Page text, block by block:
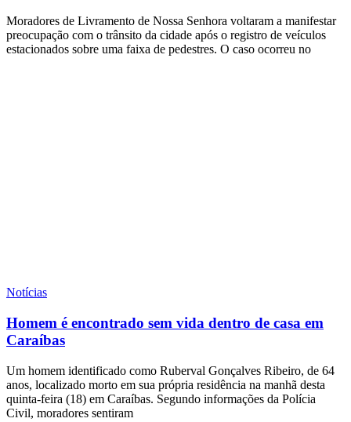
Moradores de Livramento de Nossa Senhora voltaram a manifestar
preocupação com o trânsito da cidade após o registro de veículos
estacionados sobre uma faixa de pedestres. O caso ocorreu no
Notícias
Homem é encontrado sem vida dentro de casa em
Caraíbas
Um homem identificado como Ruberval Gonçalves Ribeiro, de 64
anos, localizado morto em sua própria residência na manhã desta
quinta-feira (18) em Caraíbas. Segundo informações da Polícia
Civil, moradores sentiram